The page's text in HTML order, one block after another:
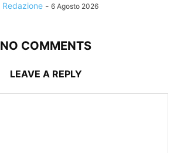
Redazione - 6 Agosto 2026
NO COMMENTS
LEAVE A REPLY